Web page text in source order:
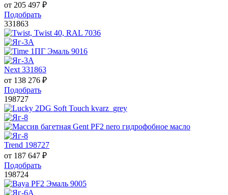
от 205 497 ₽
Подобрать
331863
Next 331863
от 138 276 ₽
Подобрать
198727
Trend 198727
от 187 647 ₽
Подобрать
198724